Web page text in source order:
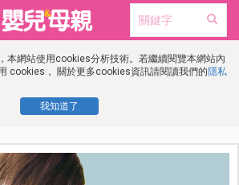
本網站使用cookies分析技術。若繼續閱覽本網站內
cookies， 關於更多cookies資訊請閱讀我們的隱私
我知道了